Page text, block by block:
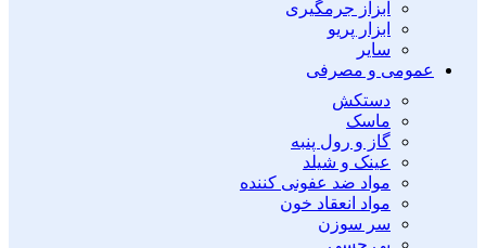
ابزاز جرمگیری
ابزار پریو
سایر
عمومی و مصرفی
دستکش
ماسک
گاز و رول پنبه
عینک و شیلد
مواد ضد عفونی کننده
مواد انعقاد خون
سر سوزن
بی حسی